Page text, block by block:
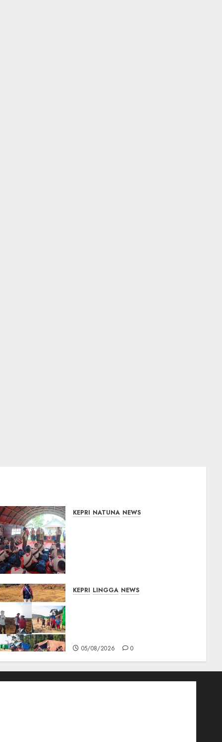
KEPRI NATUNA NEWS
KEPRI LINGGA NEWS
05/08/2026 0